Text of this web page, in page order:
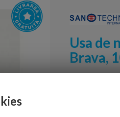
Usa de
Brava,